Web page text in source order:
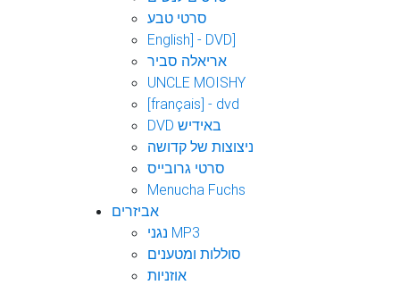
סרטי טבע
English] - DVD]
אריאלה סביר
UNCLE MOISHY
[français] - dvd
DVD באידיש
ניצוצות של קדושה
סרטי גרובייס
Menucha Fuchs
אביזרים
נגני MP3
סוללות ומטענים
אוזניות